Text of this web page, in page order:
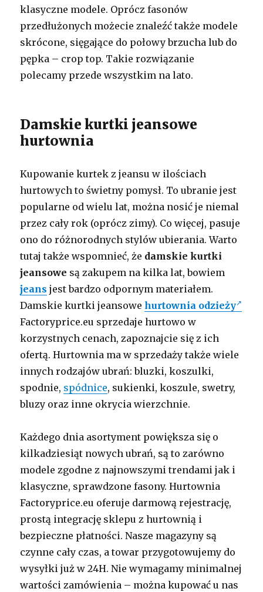
klasyczne modele. Oprócz fasonów
przedłużonych możecie znaleźć także modele
skrócone, sięgające do połowy brzucha lub do
pępka – crop top. Takie rozwiązanie
polecamy przede wszystkim na lato.
Damskie kurtki jeansowe
hurtownia
Kupowanie kurtek z jeansu w ilościach
hurtowych to świetny pomysł. To ubranie jest
popularne od wielu lat, można nosić je niemal
przez cały rok (oprócz zimy). Co więcej, pasuje
ono do różnorodnych stylów ubierania. Warto
tutaj także wspomnieć, że damskie kurtki
jeansowe są zakupem na kilka lat, bowiem
jeans jest bardzo odpornym materiałem.
Damskie kurtki jeansowehurtownia odzieży
Factoryprice.eu sprzedaje hurtowo w
korzystnych cenach, zapoznajcie się z ich
ofertą. Hurtownia ma w sprzedaży także wiele
innych rodzajów ubrań: bluzki, koszulki,
spodnie, spódnice, sukienki, koszule, swetry,
bluzy oraz inne okrycia wierzchnie.
Każdego dnia asortyment powiększa się o
kilkadziesiąt nowych ubrań, są to zarówno
modele zgodne z najnowszymi trendami jak i
klasyczne, sprawdzone fasony. Hurtownia
Factoryprice.eu oferuje darmową rejestrację,
prostą integrację sklepu z hurtownią i
bezpieczne płatności. Nasze magazyny są
czynne cały czas, a towar przygotowujemy do
wysyłki już w 24H. Nie wymagamy minimalnej
wartości zamówienia – można kupować u nas